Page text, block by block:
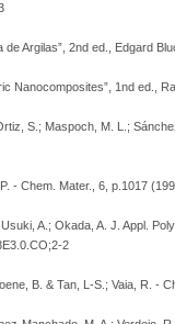
Argilas”, 2nd ed., Edgard
Nanocomposites”, 1nd ed.,
S.; Maspoch, M. L.;
- Chem. Mater., 6, p.1017
A.; Okada, A. J. Appl.
2
B. & Tan, L-S.; Vaia, R. -